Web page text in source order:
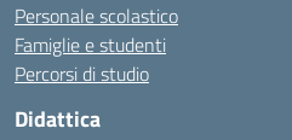
Personale scolastico
Famiglie e studenti
Percorsi di studio
Didattica